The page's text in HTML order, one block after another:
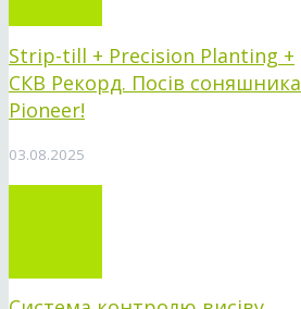
Strip-till + Precision Planting +
СКВ Рекорд. Посів соняшника
Pioneer!
03.08.2025